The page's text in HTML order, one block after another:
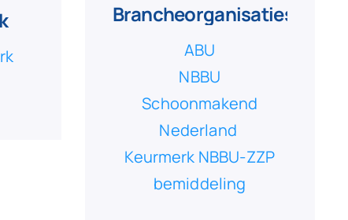
Brancheorganisaties
ABU
NBBU
Schoonmakend
Nederland
Keurmerk NBBU-ZZP
bemiddeling